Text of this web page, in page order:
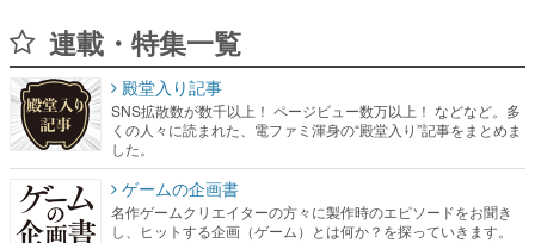
連載・特集一覧
殿堂入り記事
SNS拡散数が数千以上！ ページビュー数万以上！ などなど。多
くの人々に読まれた、電ファミ渾身の“殿堂入り”記事をまとめま
した。
ゲームの企画書
名作ゲームクリエイターの方々に製作時のエピソードをお聞き
し、ヒットする企画（ゲーム）とは何か？を探っていきます。